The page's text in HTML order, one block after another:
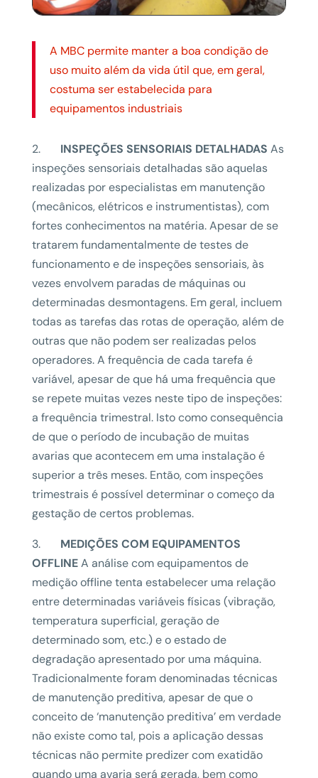
A MBC permite manter a boa condição de
uso muito além da vida útil que, em geral,
costuma ser estabelecida para
equipamentos industriais
2. INSPEÇÕES SENSORIAIS DETALHADAS As
inspeções sensoriais detalhadas são aquelas
realizadas por especialistas em manutenção
(mecânicos, elétricos e instrumentistas), com
fortes conhecimentos na matéria. Apesar de se
tratarem fundamentalmente de testes de
funcionamento e de inspeções sensoriais, às
vezes envolvem paradas de máquinas ou
determinadas desmontagens. Em geral, incluem
todas as tarefas das rotas de operação, além de
outras que não podem ser realizadas pelos
operadores. A frequência de cada tarefa é
variável, apesar de que há uma frequência que
se repete muitas vezes neste tipo de inspeções:
a frequência trimestral. Isto como consequência
de que o período de incubação de muitas
avarias que acontecem em uma instalação é
superior a três meses. Então, com inspeções
trimestrais é possível determinar o começo da
gestação de certos problemas.
3. MEDIÇÕES COM EQUIPAMENTOS
OFFLINEA análise com equipamentos de
medição offline tenta estabelecer uma relação
entre determinadas variáveis físicas (vibração,
temperatura superficial, geração de
determinado som, etc.) e o estado de
degradação apresentado por uma máquina.
Tradicionalmente foram denominadas técnicas
de manutenção preditiva, apesar de que o
conceito de ‘manutenção preditiva’ em verdade
não existe como tal, pois a aplicação dessas
técnicas não permite predizer com exatidão
quando uma avaria será gerada, bem como